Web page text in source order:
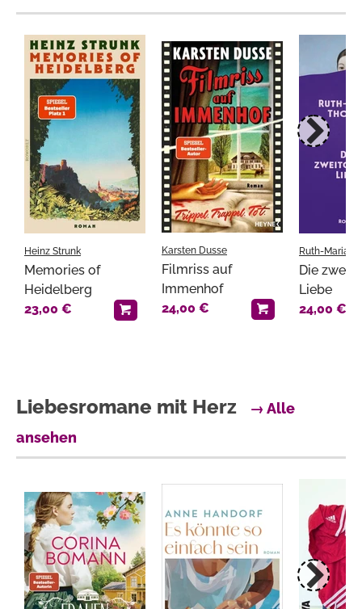
Heinz Strunk
Memories of
Heidelberg
23,00 €
Karsten Dusse
Filmriss auf
Immenhof
24,00 €
Ruth-Maria
Die
Liebe
24,00 €
Liebesromane mit Herz
→ Alle
ansehen